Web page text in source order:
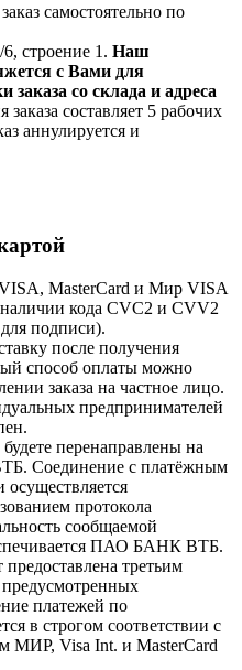
самостоятельно по
строение 1. Наш
с Вами для
заказа со склада и адреса
заказа составляет 5 рабочих
аннулируется и
MasterCard и Мир VISA
кода CVC2 и CVV2
подписи).
после получения
способ оплаты можно
заказа на частное лицо.
предпринимателей
перенаправлены на
Соединение с платёжным
протокола
сообщаемой
ПАО БАНК ВТБ.
третьим
платежей по
в строгом соответствии с
МИР, Visa Int. и MasterCard